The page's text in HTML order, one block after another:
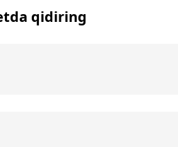
qidiring